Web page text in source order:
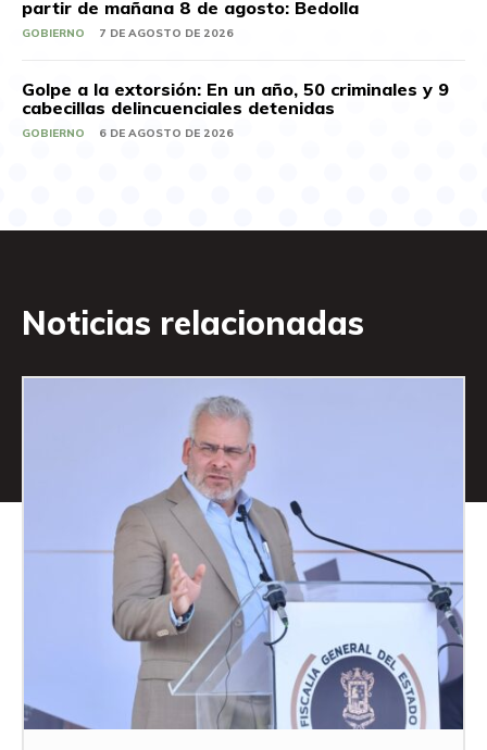
partir de mañana 8 de agosto: Bedolla
GOBIERNO 7 DE AGOSTO DE 2026
Golpe a la extorsión: En un año, 50 criminales y 9
cabecillas delincuenciales detenidas
GOBIERNO 6 DE AGOSTO DE 2026
Noticias relacionadas